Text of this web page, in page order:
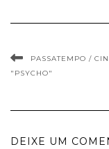
PASSATEMPO /
"PSYCHO"
DEIXE UM